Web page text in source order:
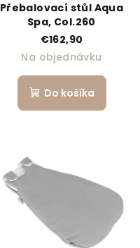
Přebalovací stůl Aqua
Spa, Col.260
€162,90
Na objednávku
Do košíka